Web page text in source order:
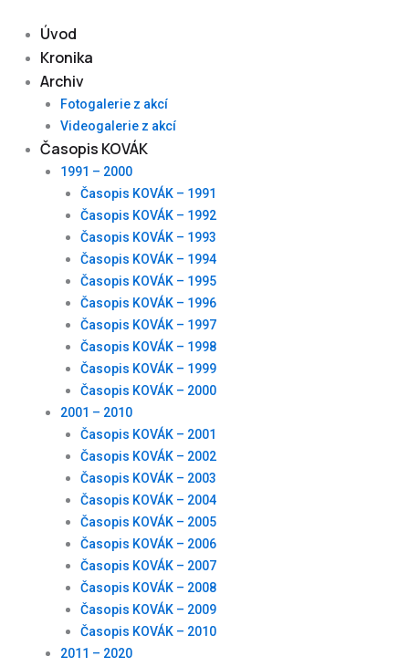
content
Úvod
Kronika
Archiv
Fotogalerie z akcí
Videogalerie z akcí
Časopis KOVÁK
1991 – 2000
Časopis KOVÁK – 1991
Časopis KOVÁK – 1992
Časopis KOVÁK – 1993
Časopis KOVÁK – 1994
Časopis KOVÁK – 1995
Časopis KOVÁK – 1996
Časopis KOVÁK – 1997
Časopis KOVÁK – 1998
Časopis KOVÁK – 1999
Časopis KOVÁK – 2000
2001 – 2010
Časopis KOVÁK – 2001
Časopis KOVÁK – 2002
Časopis KOVÁK – 2003
Časopis KOVÁK – 2004
Časopis KOVÁK – 2005
Časopis KOVÁK – 2006
Časopis KOVÁK – 2007
Časopis KOVÁK – 2008
Časopis KOVÁK – 2009
Časopis KOVÁK – 2010
2011 – 2020